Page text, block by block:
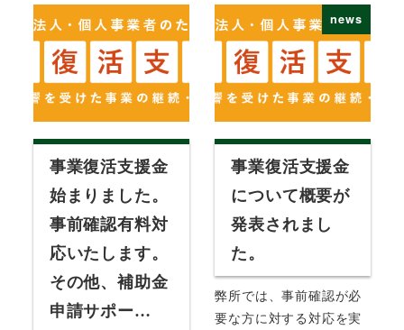
事業復活支援金
始まりました。
事前確認有料対
応いたします。
その他、補助金
申請サポー…
news
事業復活支援金
について概要が
発表されまし
た。
弊所では、事前確認が必
要な方に対する対応を実